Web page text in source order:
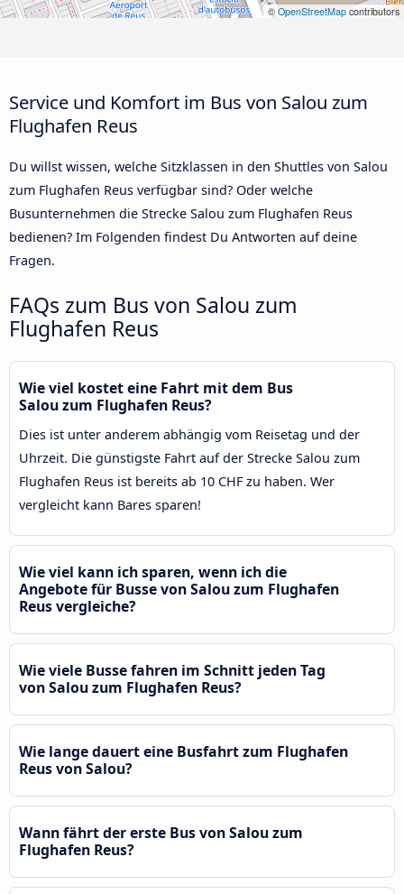
©OpenStreetMap contributors
Service und Komfort im Bus von Salou zum
Flughafen Reus
Du willst wissen, welche Sitzklassen in den Shuttles von Salou
zum Flughafen Reus verfügbar sind? Oder welche
Busunternehmen die Strecke Salou zum Flughafen Reus
bedienen? Im Folgenden findest Du Antworten auf deine
Fragen.
FAQs zum Bus von Salou zum
Flughafen Reus
Wie viel kostet eine Fahrt mit dem Bus
Salou zum Flughafen Reus?
Dies ist unter anderem abhängig vom Reisetag und der
Uhrzeit. Die günstigste Fahrt auf der Strecke Salou zum
Flughafen Reus ist bereits ab 10 CHF zu haben. Wer
vergleicht kann Bares sparen!
Wie viel kann ich sparen, wenn ich die
Angebote für Busse von Salou zum Flughafen
Reus vergleiche?
Wie viele Busse fahren im Schnitt jeden Tag
von Salou zum Flughafen Reus?
Wie lange dauert eine Busfahrt zum Flughafen
Reus von Salou?
Wann fährt der erste Bus von Salou zum
Flughafen Reus?